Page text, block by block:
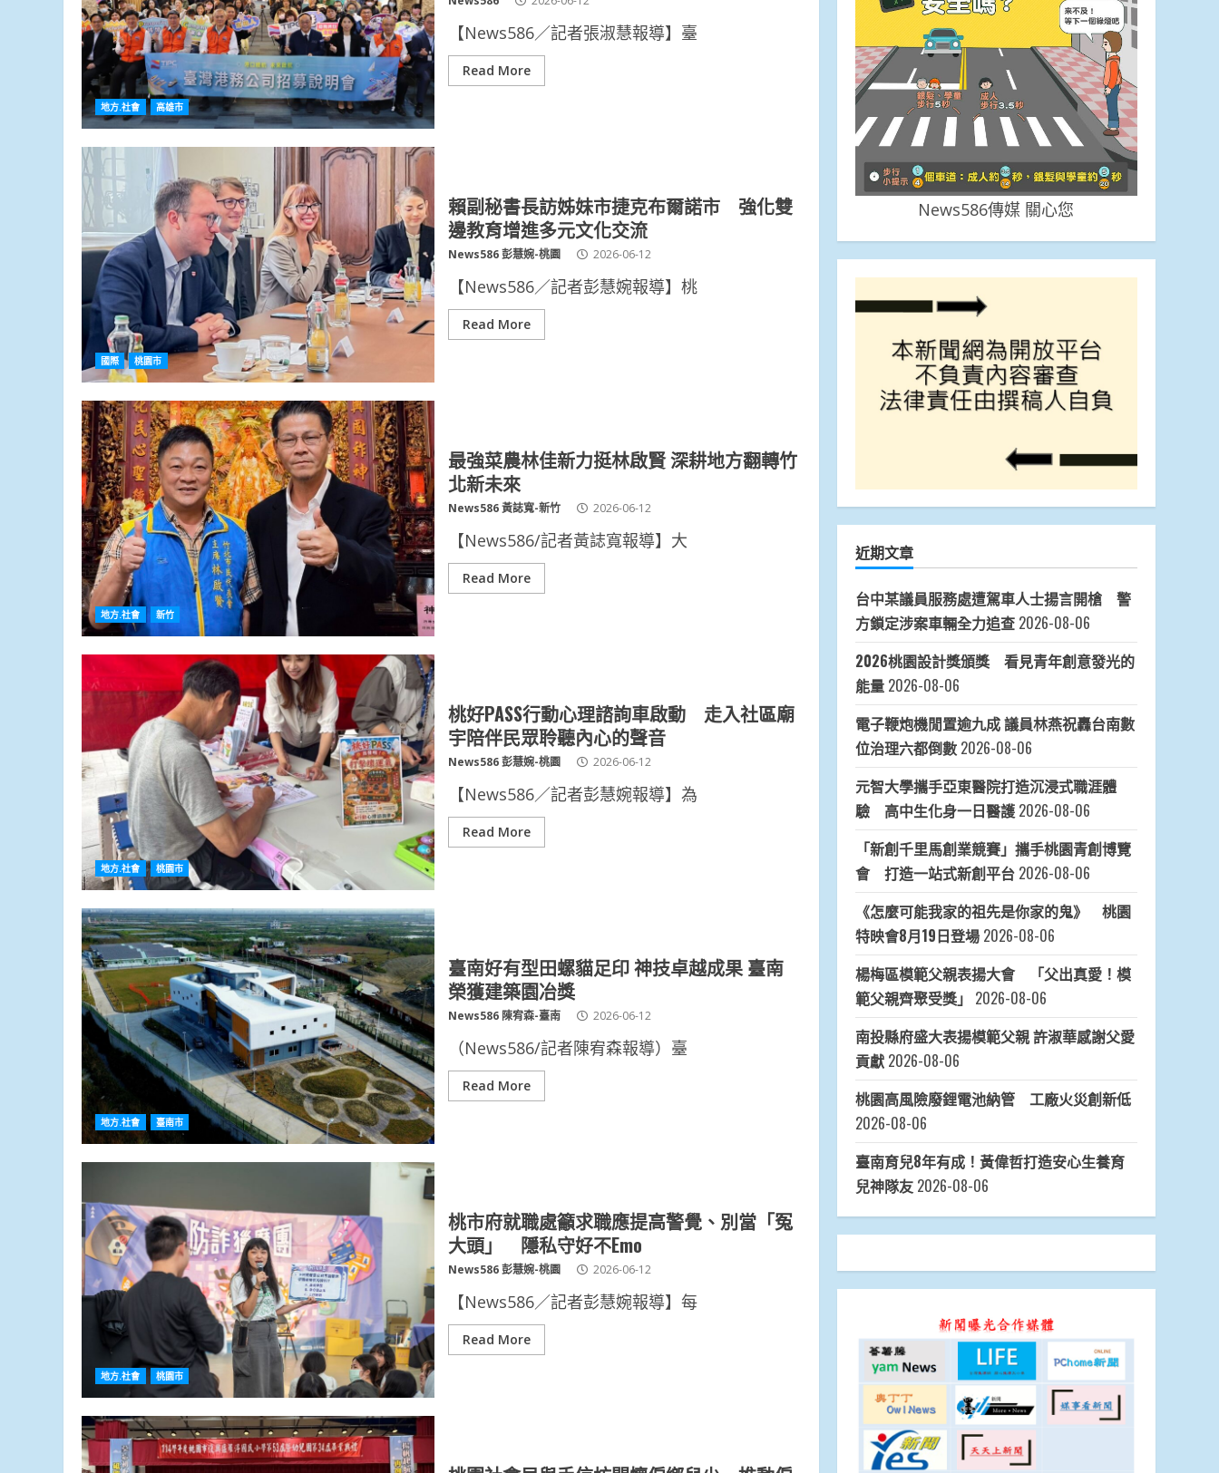
地方.社會 高雄市
【News586／記者張淑慧報導】臺
Read More
國際 桃園市
賴副秘書長訪姊妹市捷克布爾諾市 強化雙
邊教育增進多元文化交流
News586 彭慧婉-桃園 2026-06-12
【News586／記者彭慧婉報導】桃
Read More
地方.社會 新竹
最強菜農林佳新力挺林啟賢 深耕地方翻轉竹
北新未來
News586 黃誌寬-新竹 2026-06-12
【News586/記者黃誌寬報導】大
Read More
地方.社會 桃園市
桃好PASS行動心理諮詢車啟動 走入社區廟
宇陪伴民眾聆聽內心的聲音
News586 彭慧婉-桃園 2026-06-12
【News586／記者彭慧婉報導】為
Read More
地方.社會 臺南市
臺南好有型田螺貓足印 神技卓越成果 臺南
榮獲建築園冶獎
News586 陳宥森-臺南 2026-06-12
（News586/記者陳宥森報導）臺
Read More
地方.社會 桃園市
桃市府就職處籲求職應提高警覺、別當「冤
大頭」 隱私守好不Emo
News586 彭慧婉-桃園 2026-06-12
【News586／記者彭慧婉報導】每
Read More
News586傳媒 關心您
近期文章
台中某議員服務處遭駕車人士揚言開槍 警
方鎖定涉案車輛全力追查 2026-08-06
2026桃園設計獎頒獎 看見青年創意發光的
能量 2026-08-06
電子鞭炮機閒置逾九成 議員林燕祝轟台南數
位治理六都倒數 2026-08-06
元智大學攜手亞東醫院打造沉浸式職涯體
驗 高中生化身一日醫護 2026-08-06
「新創千里馬創業競賽」攜手桃園青創博覽
會 打造一站式新創平台 2026-08-06
《怎麼可能我家的祖先是你家的鬼》 桃園
特映會8月19日登場 2026-08-06
楊梅區模範父親表揚大會 「父出真愛！模
範父親齊聚受獎」 2026-08-06
南投縣府盛大表揚模範父親 許淑華感謝父愛
貢獻 2026-08-06
桃園高風險廢鋰電池納管 工廠火災創新低
2026-08-06
臺南育兒8年有成！黃偉哲打造安心生養育
兒神隊友 2026-08-06